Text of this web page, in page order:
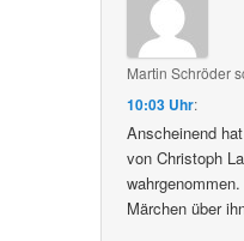
Martin Schröder
10:03 Uhr:
Anscheinend
von Christoph
Märchen über